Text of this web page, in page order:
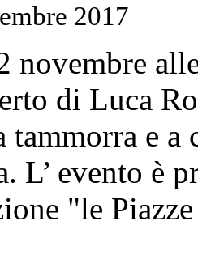
2017
novembre
di Luca
tammorra e a
L’ evento è
"le